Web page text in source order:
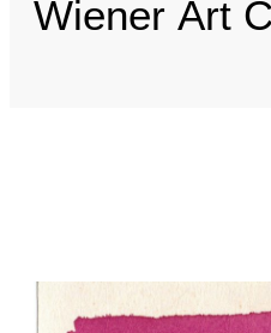
Wiener Art